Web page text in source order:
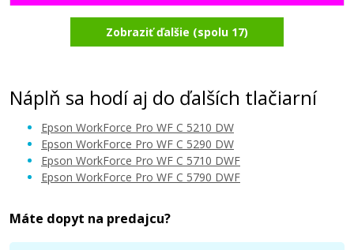
Kompatibilná náplň s EPSON T9443
(Purpurová)
Zobraziť ďalšie (spolu 17)
Náplň sa hodí aj do ďalších tlačiarní
Epson WorkForce Pro WF C 5210 DW
Epson WorkForce Pro WF C 5290 DW
Epson WorkForce Pro WF C 5710 DWF
Epson WorkForce Pro WF C 5790 DWF
Máte dopyt na predajcu?